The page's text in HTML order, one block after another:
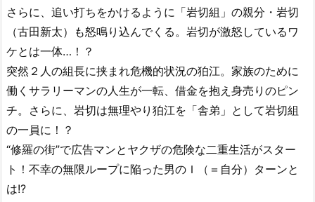
さらに、追い打ちをかけるように「岩切組」の親分・岩切
（古田新太）も怒鳴り込んでくる。岩切が激怒しているワ
ケとは一体…！？
突然２人の組長に挟まれ危機的状況の狛江。家族のために
働くサラリーマンの人生が一転、借金を抱え身売りのピン
チ。さらに、岩切は無理やり狛江を「舎弟」として岩切組
の一員に！？
“修羅の街”で広告マンとヤクザの危険な二重生活がスター
ト！不幸の無限ループに陥った男のＩ（＝自分）ターンと
は!?